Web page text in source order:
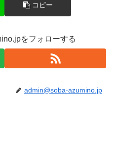
コピー
をフォローする
admin@soba-azumino.jp